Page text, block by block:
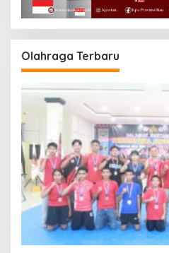
Olahraga Terbaru